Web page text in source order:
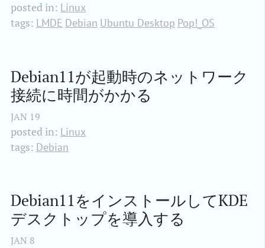
posted in: Linux
tags: LMDE Debian Ubuntu Desktop Pop!_OS
Debian11が起動時のネットワーク
接続に時間がかかる
JAN 19
posted in: Linux
tags: Debian
Debian11をインストールしてKDE
デスクトップを導入する
JAN 8